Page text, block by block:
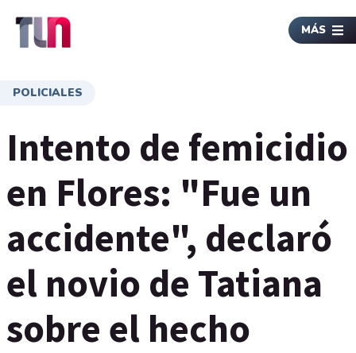
MÁS
POLICIALES
Intento de femicidio
en Flores: "Fue un
accidente", declaró
el novio de Tatiana
sobre el hecho